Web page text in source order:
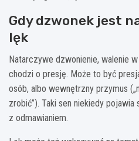
Gdy dzwonek jest
lęk
Natarczywe dzwonienie, walenie
chodzi o presję. Może to być
osób, albo wewnętrzny przymus
zrobić”). Taki sen niekiedy
z odmawianiem.